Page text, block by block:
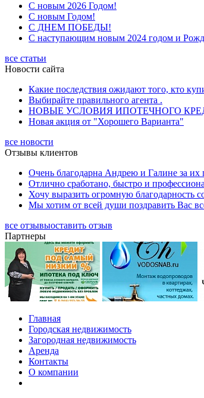
С новым 2026 Годом!
С новым Годом!
С ДНЕМ ПОБЕДЫ!
С наступающим новым 2024 годом и
все статьи
Новости сайта
Какие последствия ожидают того, кто
Выбирайте правильного агента .
НОВЫЕ УСЛОВИЯ ИПОТЕЧНОГО
Новая акция от "Хорошего Варианта"
все новости
Отзывы клиентов
Очень благодарна Андрею и Галине за их
Отлично сработано, быстро и
Хочу выразить огромную благодарность
Мы хотим от всей души поздравить Вас
все отзывыоставить отзыв
Партнеры
Главная
Городская недвижимость
Загородная недвижимость
Аренда
Контакты
О компании